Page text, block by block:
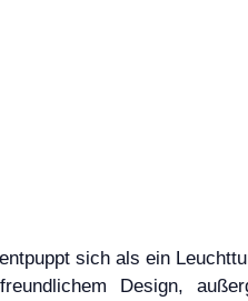
sich als ein
Design,